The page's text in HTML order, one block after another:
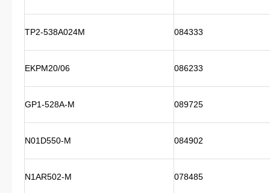
TP2-538A024M 084333
EKPM20/06 086233
GP1-528A-M 089725
N01D550-M 084902
N1AR502-M 078485